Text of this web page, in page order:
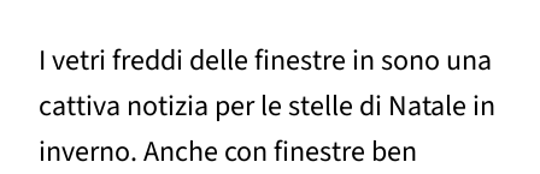
I vetri freddi delle finestre in sono una
cattiva notizia per le stelle di Natale in
inverno. Anche con finestre ben